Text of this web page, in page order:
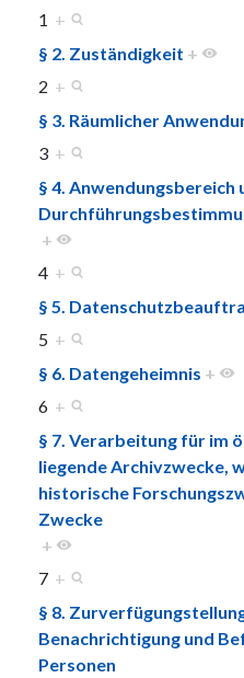
1 +
§ 2. Zuständigkeit +
2 +
§ 3. Räumlicher
3 +
§ 4. Anwendungsbereich
+
4 +
§ 5.
5 +
§ 6. Datengeheimnis +
6 +
§ 7. Verarbeitung für im
liegende Archivzwecke,
historische
Zwecke
+
7 +
§ 8.
Benachrichtigung und
Personen